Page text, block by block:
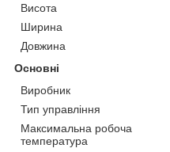
Висота
Ширина
Довжина
Основні
Виробник
Тип управління
Максимальна робоча
температура